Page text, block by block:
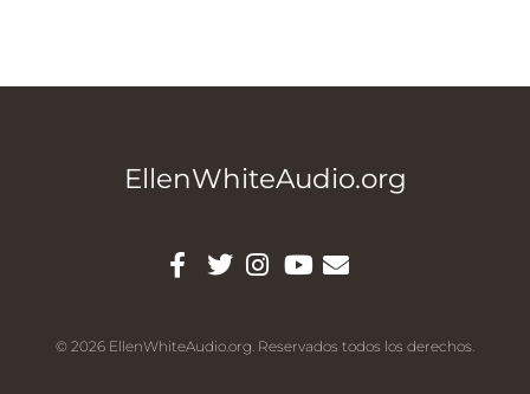
EllenWhiteAudio.org
© 2026 EllenWhiteAudio.org. Reservados todos los derechos.